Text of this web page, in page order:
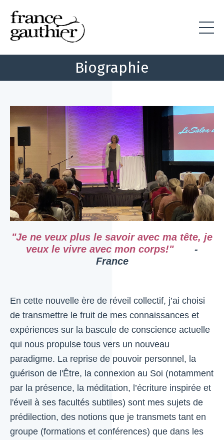
Biographie
"Je ne veux plus le savoir avec ma tête, je
veux le vivre avec mon corps!"-
France
En cette nouvelle ère de réveil collectif, j’ai choisi
de transmettre le fruit de mes connaissances et
expériences sur la bascule de conscience actuelle
qui nous propulse tous vers un nouveau
paradigme. La reprise de pouvoir personnel, la
guérison de l'Être, la connexion au Soi (notamment
par la présence, la méditation, l’écriture inspirée et
l'éveil à ses facultés subtiles) sont mes sujets de
prédilection, des notions que je transmets tant en
groupe (formations et conférences) que dans les